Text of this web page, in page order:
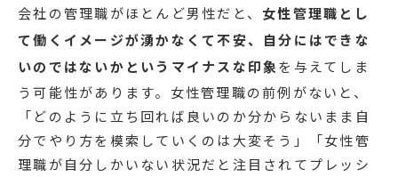
会社の管理職がほとんど男性だと、 女性管理職とし
て働くイメージが湧かなくて不安、自分にはできな
いのではないかというマイナスな印象を与えてしま
う可能性があります。女性管理職の前例がないと、
「どのように立ち回れば良いのか分からないまま自
分でやり方を模索していくのは大変そう」「女性管
理職が自分しかいない状況だと注目されてプレッシ